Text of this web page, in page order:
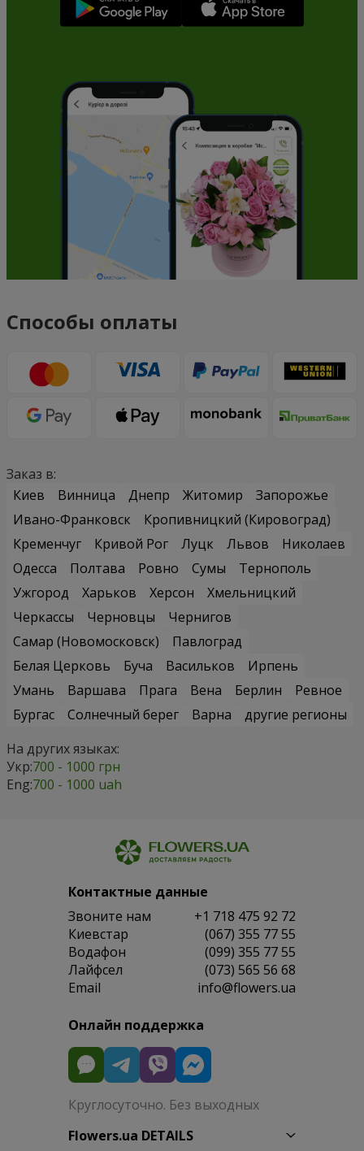
Способы оплаты
Заказ в:
Киев
Винница Днепр Житомир
Запорожье
Ивано-Франковск
Кропивницкий (Кировоград)
Кременчуг
Кривой Рог Луцк Львов
Николаев
Одесса
Полтава Ровно Сумы
Тернополь
Ужгород
Харьков Херсон
Хмельницкий
Черкассы
Черновцы
Чернигов
Самар (Новомосковск)
Павлоград
Белая Церковь
Буча Васильков
Ирпень
Умань
Варшава Прага Вена Берлин
Ревное
Бургас
Солнечный берег Варна
другие регионы
На других языках:
Укр:700 - 1000 грн
Eng:700 - 1000 uah
Контактные данные
Звоните нам
+1 718 475 92 72
Киевстар
(067) 355 77 55
Водафон
(099) 355 77 55
Лайфсел
(073) 565 56 68
Email
info@flowers.ua
Онлайн поддержка
Круглосуточно. Без выходных
Flowers.ua DETAILS